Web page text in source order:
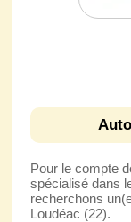
Pour le compte
spécialisé dans
recherchons
Loudéac (22).